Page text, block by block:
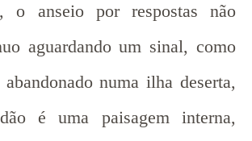
o anseio por respostas não
aguardando um sinal, como
numa ilha deserta,
é uma paisagem interna,